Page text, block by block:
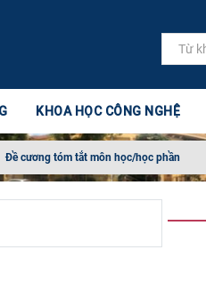
KHOA HỌC CÔNG NGHỆ
Đề cương tóm tắt môn học/học phần